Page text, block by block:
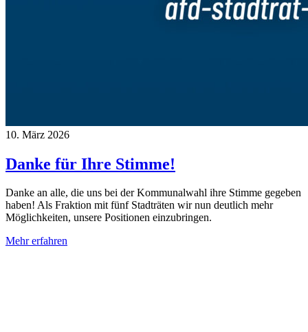
10. März 2026
Danke für Ihre Stimme!
Danke an alle, die uns bei der Kommunalwahl ihre Stimme gegeben
haben! Als Fraktion mit fünf Stadträten wir nun deutlich mehr
Möglichkeiten, unsere Positionen einzubringen.
Mehr erfahren